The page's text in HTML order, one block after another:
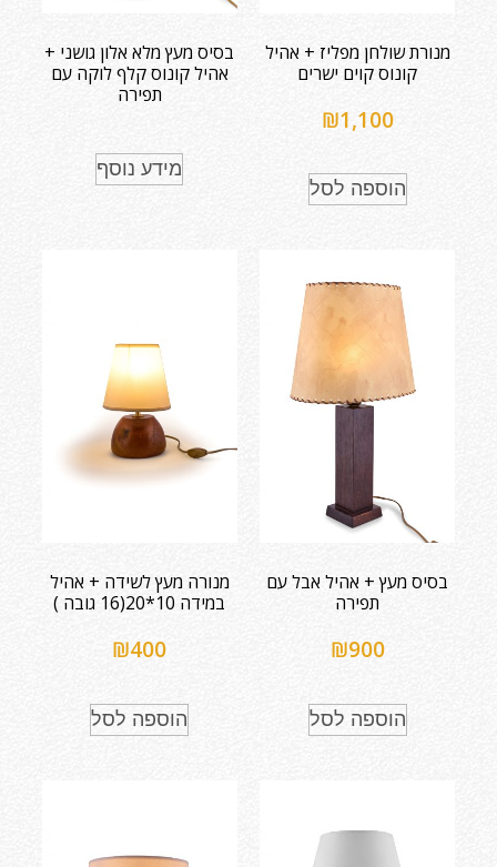
מנורת שולחן מפליז + אהיל
קונוס קוים ישרים
₪1,100
הוספה לסל
בסיס מעץ מלא אלון גושני +
אהיל קונוס קלף לוקה עם
תפירה
מידע נוסף
בסיס מעץ + אהיל אבל עם
תפירה
₪900
הוספה לסל
מנורה מעץ לשידה + אהיל
במידה 10*20(16 גובה )
₪400
הוספה לסל